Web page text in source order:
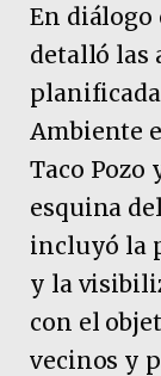
En diálogo
detalló las
Ambiente
Taco Pozo
esquina
incluyó la
y la
con el
vecinos y